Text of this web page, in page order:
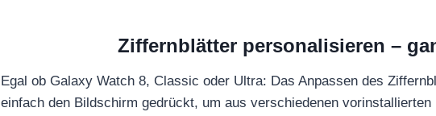
Ziffernblätter personalisieren –
Egal ob Galaxy Watch 8, Classic oder Ultra: Das Anpassen des
einfach den Bildschirm gedrückt, um aus verschiedenen